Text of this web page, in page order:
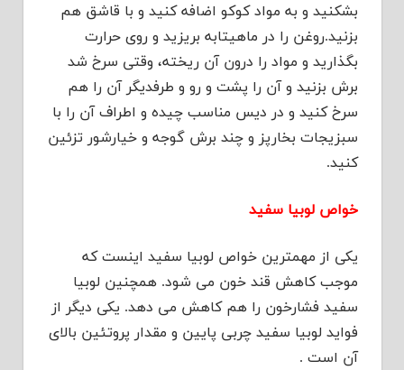
بشکنید و به مواد کوکو اضافه کنید و با قاشق‌ هم
بزنید.روغن را در ماهیتابه بریزید و روی حرارت
بگذارید و مواد را درون آن ریخته، وقتی سرخ شد
برش بزنید و آن را پشت و رو و طرفدیگر آن را هم
سرخ کنید و در دیس مناسب چیده و اطراف آن را با
سبزیجات بخارپز و چند برش گوجه و خیارشور تزئین
کنید.
خواص لوبیا سفید
یکی از مهمترین خواص لوبیا سفید اینست که
موجب کاهش قند خون می شود. همچنین لوبیا
سفید فشارخون را هم کاهش می دهد. یکی دیگر از
فواید لوبیا سفید چربی پایین و مقدار پروتئین بالای
آن است .